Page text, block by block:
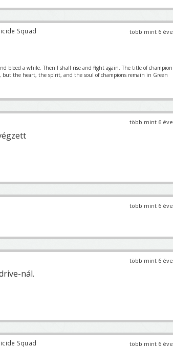
több mint 6 éve
Squad
bleed a while. Then I shall rise and fight again. The title of champion
but the heart, the spirit, and the soul of champions remain in Green
több mint 6 éve
több mint 6 éve
több mint 6 éve
nál.
több mint 6 éve
Squad